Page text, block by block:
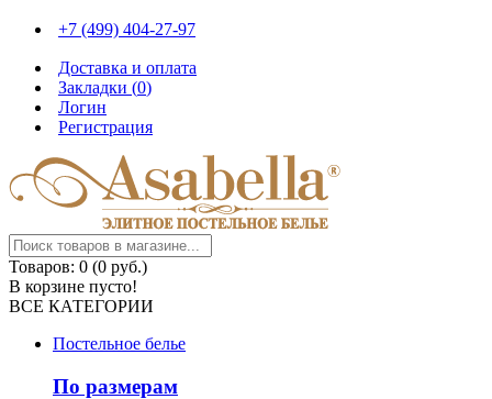
+7 (499) 404-27-97
Доставка и оплата
Закладки (0)
Логин
Регистрация
Товаров: 0 (0 руб.)
В корзине пусто!
ВСЕ КАТЕГОРИИ
Постельное белье
По размерам